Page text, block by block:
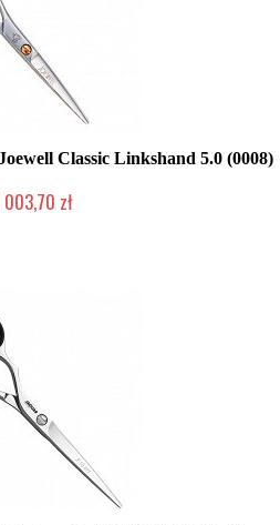
Classic Linkshand 5.0 (0008)
003,70 zł